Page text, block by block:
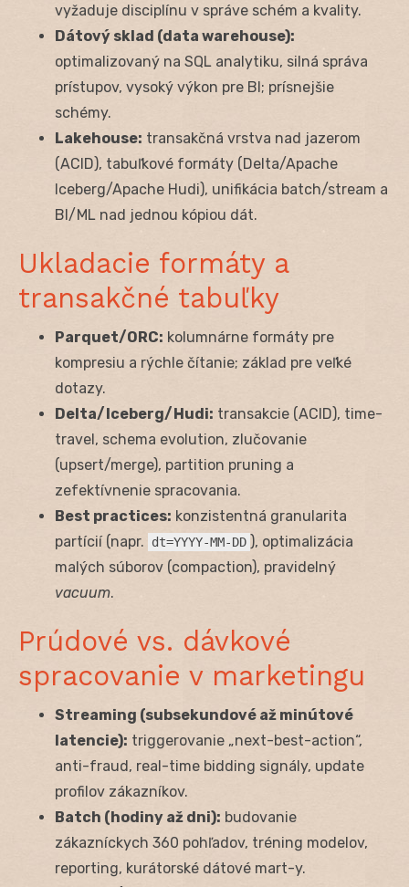
vyžaduje disciplínu v správe schém a kvality.
Dátový sklad (data warehouse):
optimalizovaný na SQL analytiku, silná správa
prístupov, vysoký výkon pre BI; prísnejšie
schémy.
Lakehouse: transakčná vrstva nad jazerom
(ACID), tabuľkové formáty (Delta/Apache
Iceberg/Apache Hudi), unifikácia batch/stream a
BI/ML nad jednou kópiou dát.
Ukladacie formáty a
transakčné tabuľky
Parquet/ORC: kolumnárne formáty pre
kompresiu a rýchle čítanie; základ pre veľké
dotazy.
Delta/Iceberg/Hudi: transakcie (ACID), time-
travel, schema evolution, zlučovanie
(upsert/merge), partition pruning a
zefektívnenie spracovania.
Best practices: konzistentná granularita
partícií (napr.
dt=YYYY-MM-DD ), optimalizácia
malých súborov (compaction), pravidelný
vacuum.
Prúdové vs. dávkové
spracovanie v marketingu
Streaming (subsekundové až minútové
latencie): triggerovanie „next-best-action“,
anti-fraud, real-time bidding signály, update
profilov zákazníkov.
Batch (hodiny až dni): budovanie
zákazníckych 360 pohľadov, tréning modelov,
reporting, kurátorské dátové mart-y.